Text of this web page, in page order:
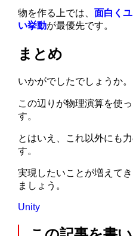
物を作る上では、面白く
い挙動が最優先です。
まとめ
いかがでしたでしょうか。
この辺りが物理演算を使
す。
とはいえ、これ以外にも
す。
実現したいことが増えて
ましょう。
Unity